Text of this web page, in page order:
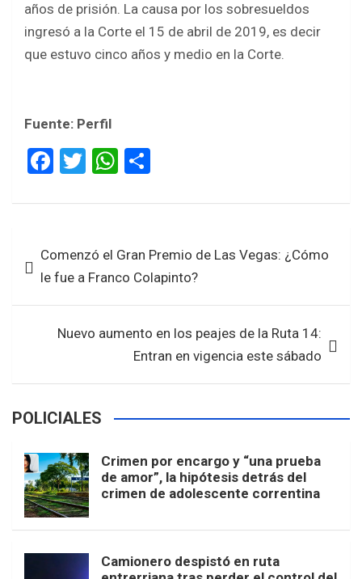
años de prisión. La causa por los sobresueldos
ingresó a la Corte el 15 de abril de 2019, es decir
que estuvo cinco años y medio en la Corte.
Fuente: Perfil
F
ce
o
o
k
T
tt
W
at
A
p
p
ar
de Comenzó el Gran Premio de Las Vegas: ¿Cómo
le fue a Franco Colapinto?
Nuevo aumento en los peajes de la Ruta 14:
Entran en vigencia este sábado
POLICIALES
Crimen por encargo y “una prueba
de amor”, la hipótesis detrás del
crimen de adolescente correntina
Camionero despistó en ruta